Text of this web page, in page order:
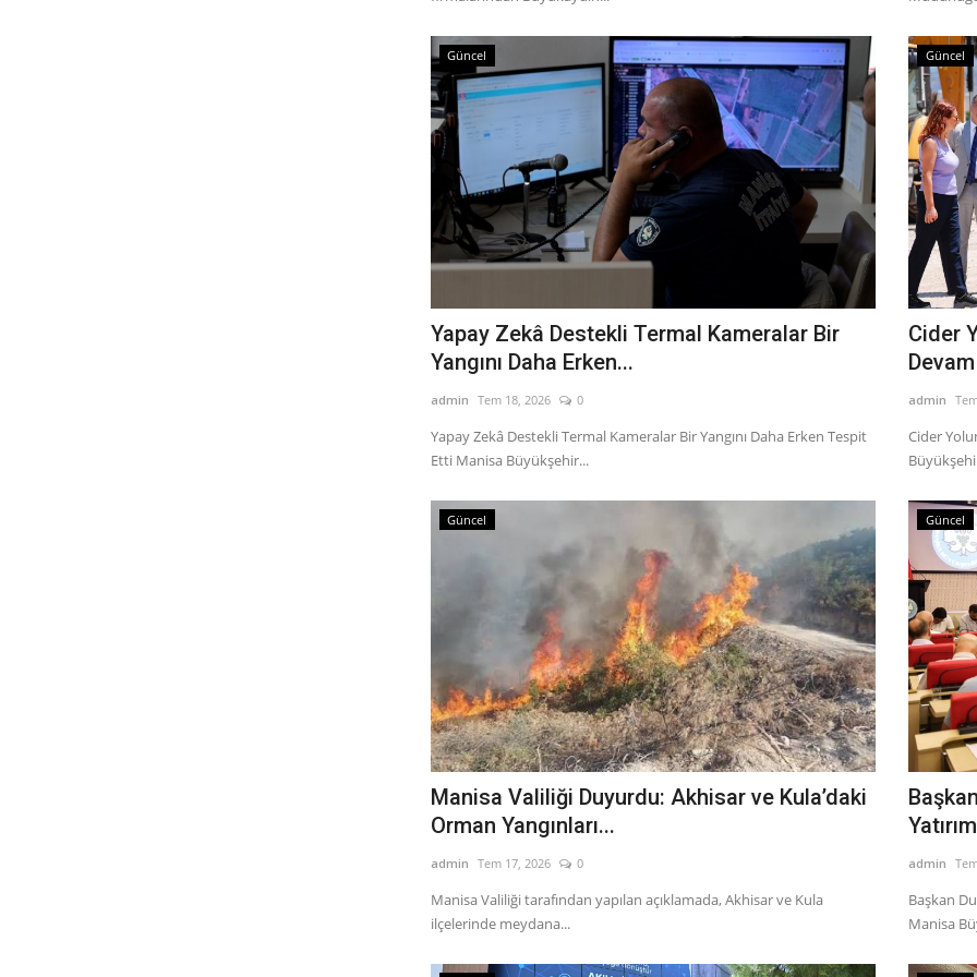
Güncel
Yapay Zekâ Destekli Termal Kameralar Bir
Yangını Daha Erken...
admin Tem 18, 2026 0
Yapay Zekâ Destekli Termal Kameralar Bir Yangını Daha Erken Tespit
Etti Manisa Büyükşehir...
Güncel
Cider
admin
Cider
Güncel
Manisa Valiliği Duyurdu: Akhisar ve Kula’daki
Orman Yangınları...
admin Tem 17, 2026 0
Manisa Valiliği tarafından yapılan açıklamada, Akhisar ve Kula
ilçelerinde meydana...
Güncel
admin
Başkan
Manisa